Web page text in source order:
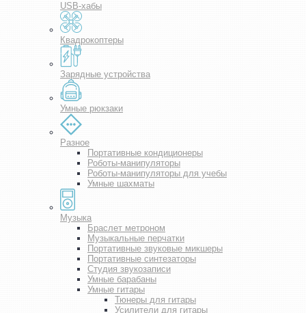
USB-хабы
Квадрокоптеры
Зарядные устройства
Умные рюкзаки
Разное
Портативные кондиционеры
Роботы-манипуляторы
Роботы-манипуляторы для учебы
Умные шахматы
Музыка
Браслет метроном
Музыкальные перчатки
Портативные звуковые микшеры
Портативные синтезаторы
Студия звукозаписи
Умные барабаны
Умные гитары
Тюнеры для гитары
Усилители для гитары